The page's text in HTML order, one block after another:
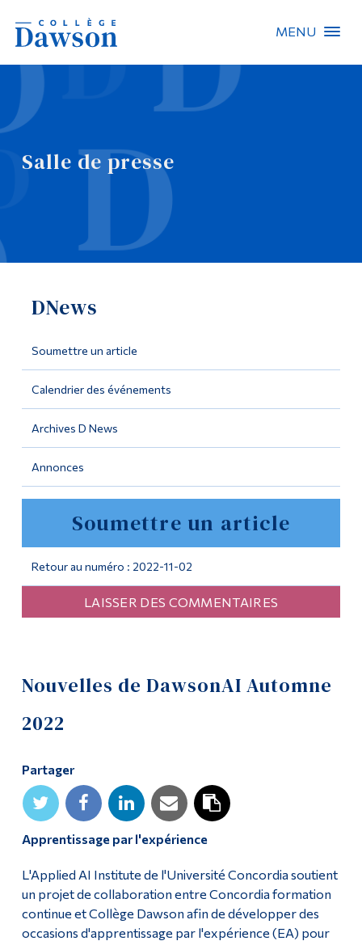
MENU
Salle de presse
DNews
Soumettre un article
Calendrier des événements
Archives D News
Annonces
Soumettre un article
Retour au numéro : 2022-11-02
LAISSER DES COMMENTAIRES
Nouvelles de DawsonAI Automne
2022
Partager
Apprentissage par l'expérience
L'Applied AI Institute de l'Université Concordia soutient
un projet de collaboration entre Concordia formation
continue et Collège Dawson afin de développer des
occasions d'apprentissage par l'expérience (EA) pour
Recherche sur le site
Recherche de personnes
EN
Omnivox
Outils
Programmes
Formation continue
Admissions
Qui vous êtes
Étudiants actuels